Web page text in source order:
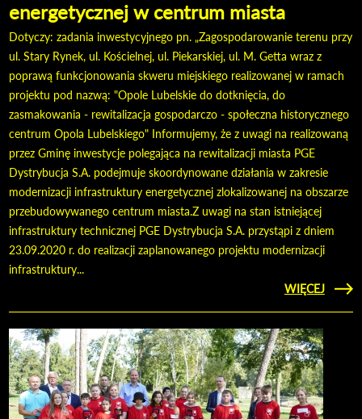
energetycznej w centrum miasta
Dotyczy: zadania inwestycyjnego pn. „Zagospodarowanie terenu przy
ul. Stary Rynek, ul. Kościelnej, ul. Piekarskiej, ul. M. Getta wraz z
poprawą funkcjonowania skweru miejskiego realizowanej w ramach
projektu pod nazwą: "Opole Lubelskie do dotknięcia, do
zasmakowania - rewitalizacja gospodarczo - społeczna historycznego
centrum Opola Lubelskiego" Informujemy, że z uwagi na realizowaną
przez Gminę inwestycje polegająca na rewitalizacji miasta PGE
Dystrybucja S.A. podejmuje skoordynowane działania w zakresie
modernizacji infrastruktury energetycznej zlokalizowanej na obszarze
przebudowywanego centrum miasta.Z uwagi na stan istniejącej
infrastruktury technicznej PGE Dystrybucja S.A. przystąpi z dniem
23.09.2020 r. do realizacji zaplanowanego projektu modernizacji
infrastruktury...
CZYTAJ
WIĘCEJ